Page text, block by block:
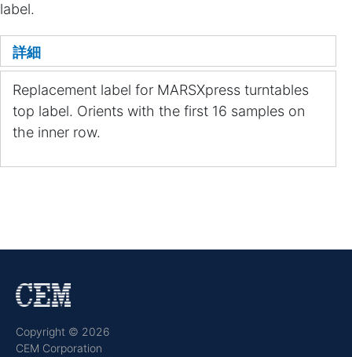
label.
詳細
Replacement label for MARSXpress turntables
top label. Orients with the first 16 samples on
the inner row.
Copyright © 2026
CEM Corporation